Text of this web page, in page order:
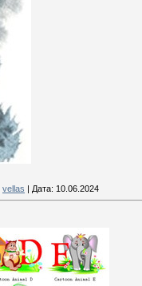
vellas | Дата: 10.06.2024